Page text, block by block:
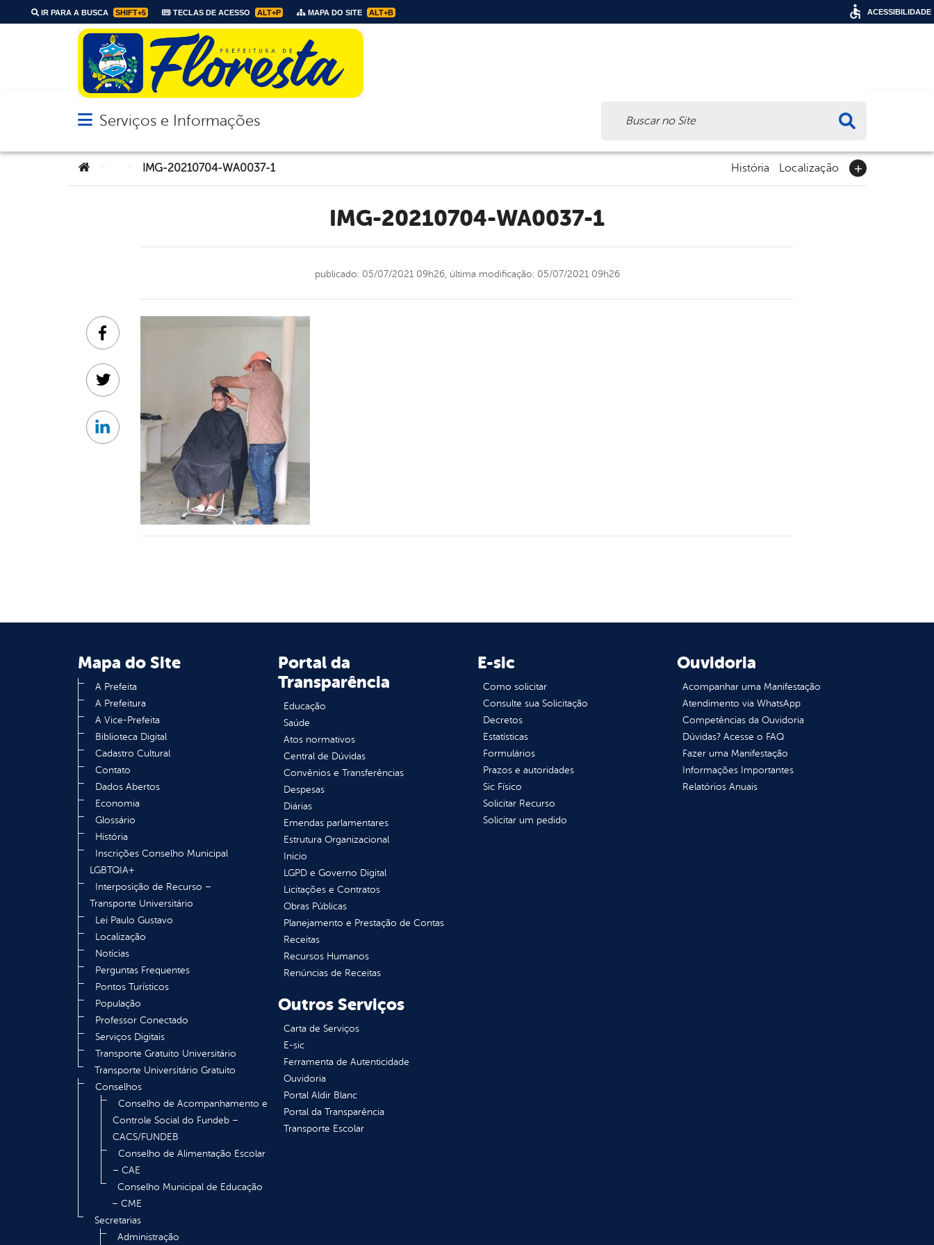
IR PARA A BUSCA SHIFT+5 TECLAS DE ACESSO ALT+P MAPA DO SITE ALT+B
Abrir menu principal de navegação
Serviços e Informações
Você está aqui:IMG-20210704-WA0037-1 História Localização
IMG-20210704-WA0037-1
publicado: 05/07/2021 09h26, última modificação: 05/07/2021 09h26
Facebook
Twitter
Linkedin
Mapa do Site
A Prefeita
A Prefeitura
A Vice-Prefeita
Biblioteca Digital
Cadastro Cultural
Contato
Dados Abertos
Economia
Glossário
História
Inscrições Conselho Municipal
LGBTQIA+
Interposição de Recurso –
Transporte Universitário
Lei Paulo Gustavo
Localização
Notícias
Perguntas Frequentes
Pontos Turísticos
População
Professor Conectado
Serviços Digitais
Transporte Gratuito Universitário
Transporte Universitário Gratuito
Conselhos
Conselho de Acompanhamento e
Controle Social do Fundeb –
CACS/FUNDEB
Conselho de Alimentação Escolar
– CAE
Conselho Municipal de Educação
– CME
Secretarias
Administração
Portal da
Transparência
Educação
Saúde
Atos normativos
Central de Dúvidas
Convênios e Transferências
Despesas
Diárias
Emendas parlamentares
Estrutura Organizacional
Inicio
LGPD e Governo Digital
Licitações e Contratos
Obras Públicas
Planejamento e Prestação de Contas
Receitas
Recursos Humanos
Renúncias de Receitas
E-sic
Como solicitar
Consulte sua Solicitação
Decretos
Estatísticas
Formulários
Prazos e autoridades
Sic Físico
Solicitar Recurso
Solicitar um pedido
Ouvidoria
Acompanhar uma Manifestação
Atendimento via WhatsApp
Competências da Ouvidoria
Dúvidas? Acesse o FAQ
Fazer uma Manifestação
Informações Importantes
Relatórios Anuais
Outros Serviços
Carta de Serviços
E-sic
Ferramenta de Autenticidade
Ouvidoria
Portal Aldir Blanc
Portal da Transparência
Transporte Escolar
ACESSIBILIDADE